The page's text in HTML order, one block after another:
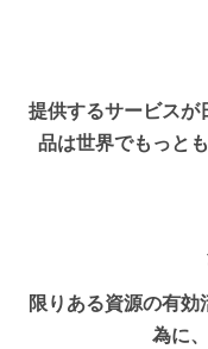
提供するサービスが
品は世界でも っと も
限 り ある資源の有効
為に、